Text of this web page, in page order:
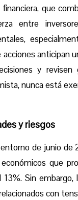
financiera, que
entre
anticipan
y
nunca está
y riesgos
entorno de junio
que
13%. Sin
con